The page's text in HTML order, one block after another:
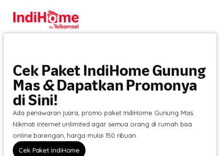
Cek Paket IndiHome Gunung
Mas & Dapatkan Promonya
di Sini!
Ada penawaran juara, promo paket IndiHome Gunung Mas.
Nikmati internet unlimited agar semua orang di rumah bisa
online barengan, harga mulai 150 ribuan.
Cek Paket IndiHome